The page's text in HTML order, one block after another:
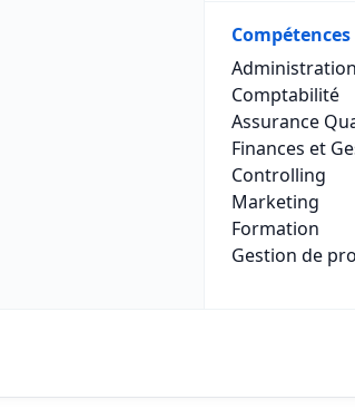
Compétences
Comptabilité
Assurance
Finances et
Controlling
Marketing
Formation
Gestion de